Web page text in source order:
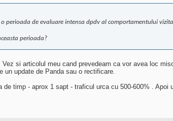
perioada de evaluare intensa dpdv al comportamentului
perioada?
si articolul meu cand prevedeam ca vor avea loc
un update de Panda sau o rectificare.
timp - aprox 1 sapt - traficul urca cu 500-600% .